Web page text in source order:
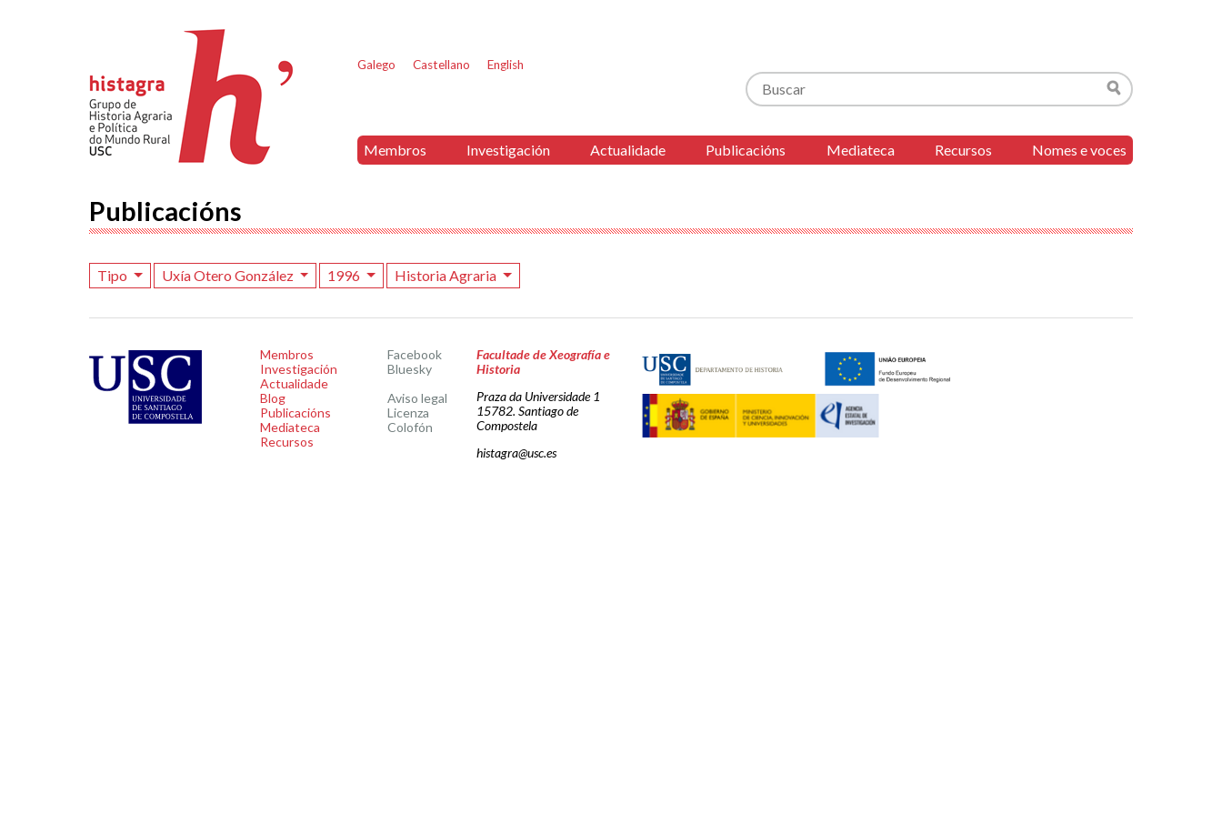
Galego Castellano English
Buscar
Buscar
Membros Investigación Actualidade Publicacións Mediateca Recursos Nomes e voces
Publicacións
Tipo Uxía Otero González 1996 Historia Agraria
Membros
Investigación
Actualidade
Blog
Publicacións
Mediateca
Recursos
Facebook
Bluesky
Aviso legal
Licenza
Colofón
Facultade de Xeografía e
Historia
Praza da Universidade 1
15782. Santiago de
Compostela
histagra@usc.es